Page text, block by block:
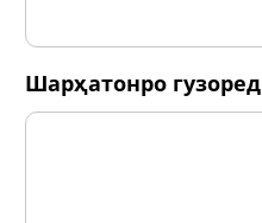
шарҳатонро гузоред